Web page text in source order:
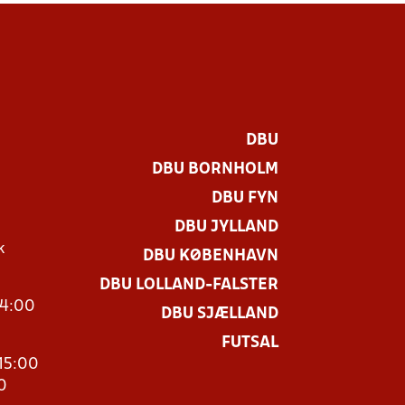
DBU
DBU BORNHOLM
DBU FYN
DBU JYLLAND
DBU KØBENHAVN
DBU LOLLAND-FALSTER
DBU SJÆLLAND
FUTSAL